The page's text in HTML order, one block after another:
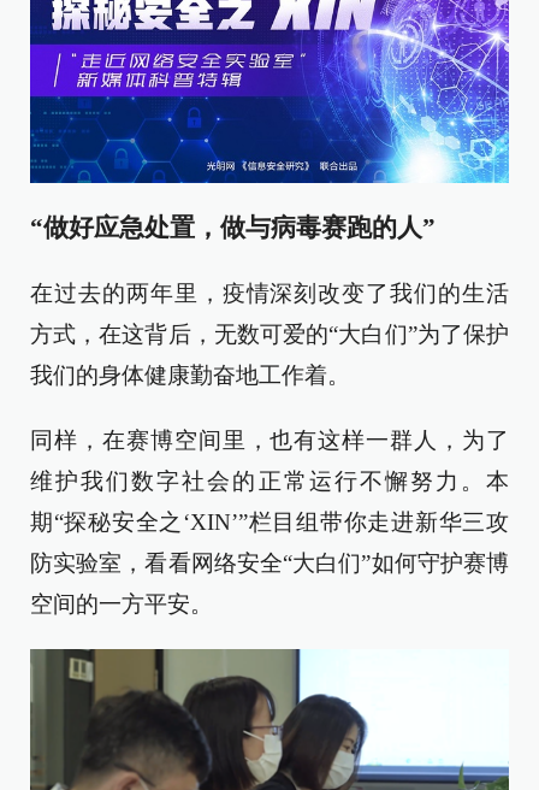
“做好应急处置，做与病毒赛跑的人”
在过去的两年里，疫情深刻改变了我们的生活
方式，在这背后，无数可爱的“大白们”为了保护
我们的身体健康勤奋地工作着。
同样，在赛博空间里，也有这样一群人，为了
维护我们数字社会的正常运行不懈努力。本
期“探秘安全之‘XIN’”栏目组带你走进新华三攻
防实验室，看看网络安全“大白们”如何守护赛博
空间的一方平安。